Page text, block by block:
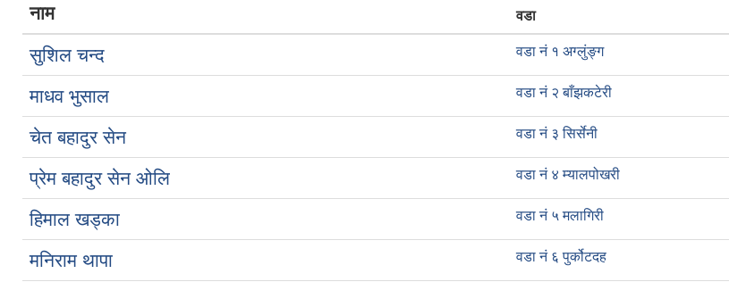
नाम वडा
सुशिल चन्द वडा नं १ अग्लुंङ्ग
माधव भुसाल वडा नं २ बाँझकटेरी
चेत बहादुर सेन वडा नं ३ सिर्सेनी
प्रेम बहादुर सेन ओलि वडा नं ४ म्यालपोखरी
हिमाल खड्का वडा नं ५ मलागिरी
मनिराम थापा वडा नं ६ पुर्कोटदह